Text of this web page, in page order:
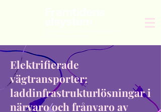
Elektrifierade
vägtransporter:
laddinfrastrukturlösningar i
närvaro och frånvaro av